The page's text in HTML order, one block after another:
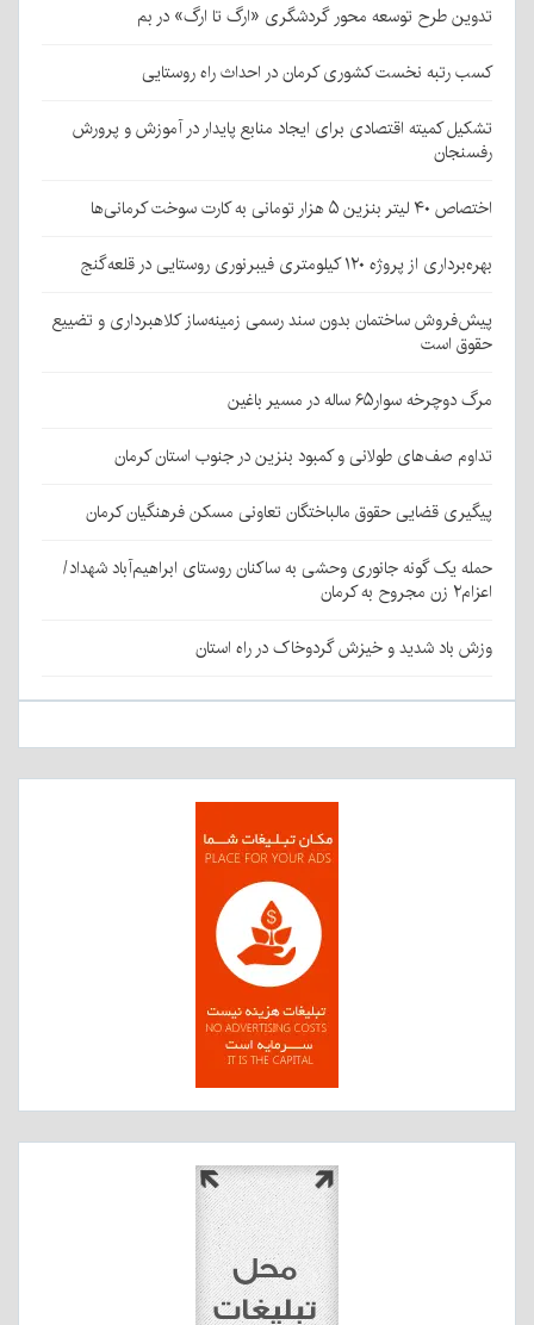
تدوین طرح توسعه محور گردشگری «ارگ تا ارگ» در بم
کسب رتبه نخست کشوری کرمان در احداث راه روستایی
تشکیل کمیته اقتصادی برای ایجاد منابع پایدار در آموزش و پرورش
رفسنجان
اختصاص ۴۰ لیتر بنزین ۵ هزار تومانی به کارت سوخت کرمانی‌ها
بهره‌برداری از پروژه ۱۲۰ کیلومتری فیبرنوری روستایی در قلعه‌گنج
پیش‌فروش ساختمان بدون سند رسمی زمینه‌ساز کلاهبرداری و تضییع
حقوق است
مرگ دوچرخه سوار۶۵ ساله در مسیر باغین
تداوم صف‌های طولانی و کمبود بنزین در جنوب استان کرمان
پیگیری قضایی حقوق مالباختگان تعاونی مسکن فرهنگیان کرمان
حمله یک گونه جانوری وحشی به ساکنان روستای ابراهیم‌آباد شهداد/
اعزام۲ زن مجروح به کرمان
وزش باد شدید و خیزش گردوخاک در راه استان